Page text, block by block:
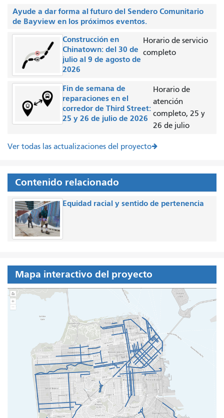
Ayude a dar forma al futuro del Sendero Comunitario
de Bayview en los próximos eventos.
Construcción en
Chinatown: del 30 de
julio al 9 de agosto de
2026
Horario de servicio
completo
Fin de semana de
reparaciones en el
corredor de Third Street:
25 y 26 de julio de 2026
Horario de
atención
completo, 25 y
26 de julio
Ver todas las actualizaciones del proyecto
Contenido relacionado
Equidad racial y sentido de pertenencia
Mapa interactivo del proyecto